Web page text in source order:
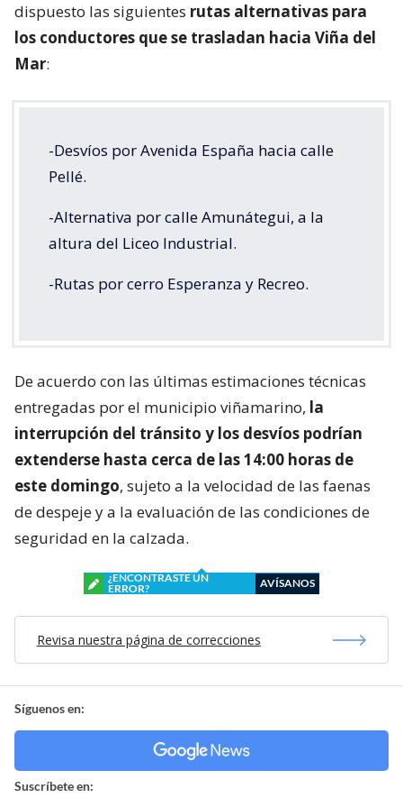
dispuesto las siguientes rutas alternativas para
los conductores que se trasladan hacia Viña del
Mar:
-Desvíos por Avenida España hacia calle
Pellé.
-Alternativa por calle Amunátegui, a la
altura del Liceo Industrial.
-Rutas por cerro Esperanza y Recreo.
De acuerdo con las últimas estimaciones técnicas
entregadas por el municipio viñamarino, la
interrupción del tránsito y los desvíos podrían
extenderse hasta cerca de las 14:00 horas de
este domingo, sujeto a la velocidad de las faenas
de despeje y a la evaluación de las condiciones de
seguridad en la calzada.
¿ENCONTRASTE UN
ERROR?
AVÍSANOS
Revisa nuestra página de correcciones
Síguenos en:
Suscríbete en: